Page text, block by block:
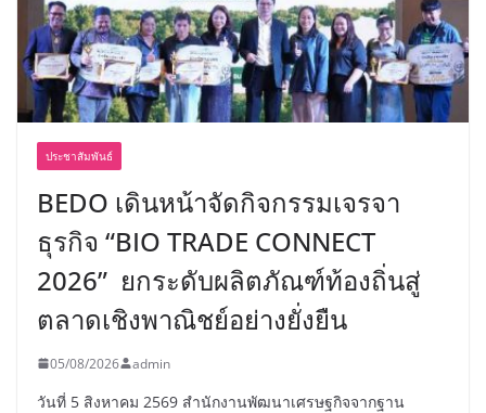
ประชาสัมพันธ์
BEDO เดินหน้าจัดกิจกรรมเจรจา
ธุรกิจ “BIO TRADE CONNECT
2026” ยกระดับผลิตภัณฑ์ท้องถิ่นสู่
ตลาดเชิงพาณิชย์อย่างยั่งยืน
05/08/2026 admin
วันที่ 5 สิงหาคม 2569 สำนักงานพัฒนาเศรษฐกิจจากฐาน